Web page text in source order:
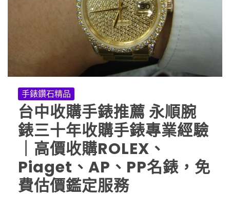
手錶鑽石精品
台中收購手錶推薦 永順腕
錶三十年收購手錶專業經驗
｜高價收購ROLEX、
Piaget、AP、PP名錶，免
費估價鑑定服務